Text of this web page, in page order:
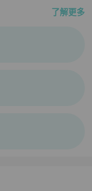
了解更多
介紹